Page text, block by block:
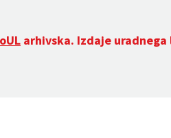
arhivska. Izdaje